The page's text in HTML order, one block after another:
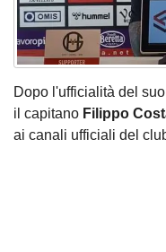
Dopo l'ufficialità del
il capitano Filippo
ai canali ufficiali del